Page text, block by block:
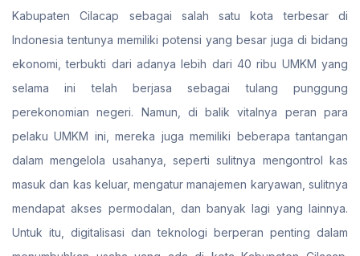
Kabupaten Cilacap sebagai salah satu kota terbesar di
Indonesia tentunya memiliki potensi yang besar juga di bidang
ekonomi, terbukti dari adanya lebih dari 40 ribu UMKM yang
selama ini telah berjasa sebagai tulang punggung
perekonomian negeri. Namun, di balik vitalnya peran para
pelaku UMKM ini, mereka juga memiliki beberapa tantangan
dalam mengelola usahanya, seperti sulitnya mengontrol kas
masuk dan kas keluar, mengatur manajemen karyawan, sulitnya
mendapat akses permodalan, dan banyak lagi yang lainnya.
Untuk itu, digitalisasi dan teknologi berperan penting dalam